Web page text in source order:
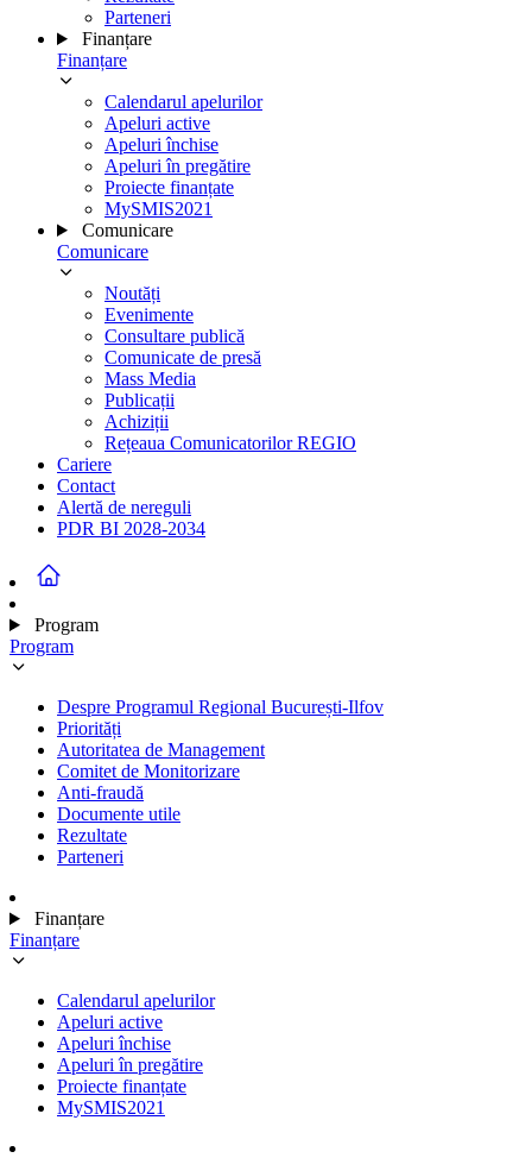
Parteneri
Finanțare
Finanțare
Calendarul apelurilor
Apeluri active
Apeluri închise
Apeluri în pregătire
Proiecte finanțate
MySMIS2021
Comunicare
Comunicare
Noutăți
Evenimente
Consultare publică
Comunicate de presă
Mass Media
Publicații
Achiziții
Rețeaua Comunicatorilor REGIO
Cariere
Contact
Alertă de nereguli
PDR BI 2028-2034
Program
Program
Despre Programul Regional București-Ilfov
Priorități
Autoritatea de Management
Comitet de Monitorizare
Anti-fraudă
Documente utile
Rezultate
Parteneri
Finanțare
Finanțare
Calendarul apelurilor
Apeluri active
Apeluri închise
Apeluri în pregătire
Proiecte finanțate
MySMIS2021